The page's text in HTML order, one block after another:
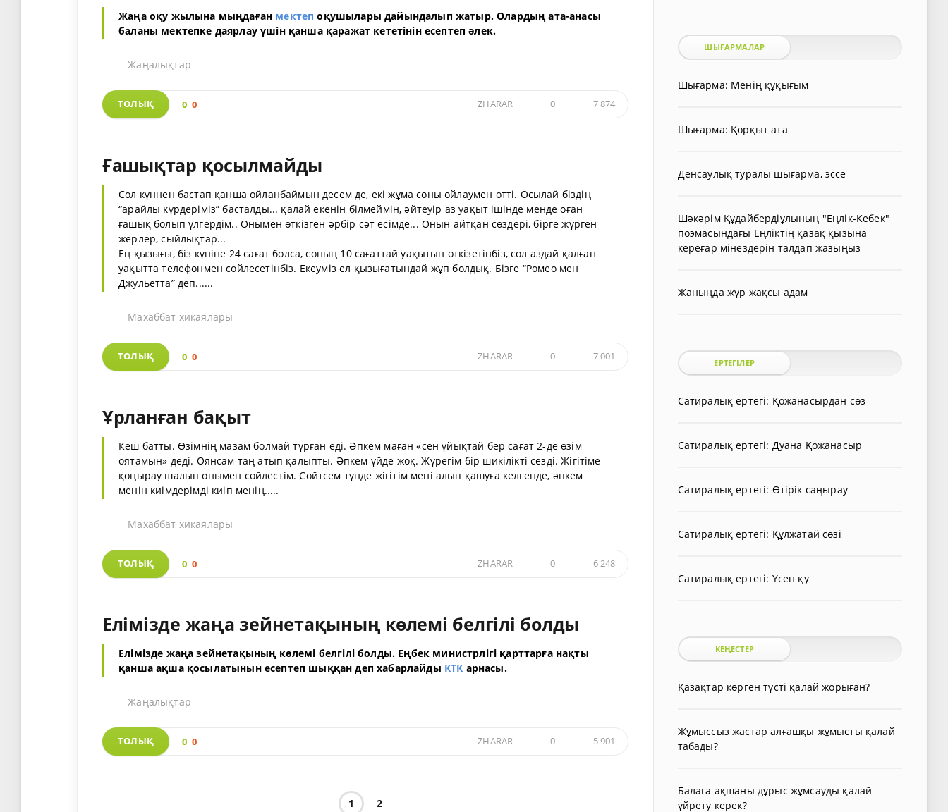
Жаңа оқу жылына мыңдаған мектеп оқушылары дайындалып жатыр. Олардың ата-анасы
баланы мектепке даярлау үшін қанша қаражат кететінін есептеп әлек.
Жаңалықтар
ТОЛЫҚ 0 0 ZHARAR 0 7 874
Ғашықтар қосылмайды
Сол күннен бастап қанша ойланбаймын десем де, екі жұма соны ойлаумен өтті. Осылай біздің
“арайлы күрдеріміз” басталды... қалай екенін білмеймін, әйтеуір аз уақыт ішінде менде оған
ғашық болып үлгердім.. Онымен өткізген әрбір сәт есімде... Онын айтқан сөздері, бірге жүрген
жерлер, сыйлықтар...
Ең қызығы, біз күніне 24 сағат болса, соның 10 сағаттай уақытын өткізетінбіз, сол аздай қалған
уақытта телефонмен сойлесетінбіз. Екеуміз ел қызығатындай жұп болдық. Бізге “Ромео мен
Джульетта” деп......
Махаббат хикаялары
ТОЛЫҚ 0 0 ZHARAR 0 7 001
Ұрланған бақыт
Кеш батты. Өзімнің мазам болмай тұрған еді. Әпкем маған «сен ұйықтай бер сағат 2-де өзім
оятамын» деді. Оянсам таң атып қалыпты. Әпкем үйде жоқ. Жүрегім бір шикілікті сезді. Жігітіме
қоңырау шалып онымен сөйлестім. Сөйтсем түнде жігітім мені алып қашуға келгенде, әпкем
менін киімдерімді киіп менің.....
Махаббат хикаялары
ТОЛЫҚ 0 0 ZHARAR 0 6 248
Елімізде жаңа зейнетақының көлемі белгілі болды
Елімізде жаңа зейнетақының көлемі белгілі болды. Еңбек министрлігі қарттарға нақты
қанша ақша қосылатынын есептеп шыққан деп хабарлайды КТК арнасы.
Жаңалықтар
ТОЛЫҚ 0 0 ZHARAR 0 5 901
1 2
ШЫҒАРМАЛАР
Шығарма: Менің құқығым
Шығарма: Қорқыт ата
Денсаулық туралы шығарма, эссе
Шәкәрім Құдайбердіұлының "Еңлік-Кебек"
поэмасындағы Еңліктің қазақ қызына
кереғар мінездерін талдап жазыңыз
Жаныңда жүр жақсы адам
ЕРТЕГІЛЕР
Сатиралық ертегі: Қожанасырдан сөз
Сатиралық ертегі: Дуана Қожанасыр
Сатиралық ертегі: Өтірік саңырау
Сатиралық ертегі: Құлжатай сөзі
Сатиралық ертегі: Үсен қу
КЕҢЕСТЕР
Қазақтар көрген түсті қалай жорыған?
Жұмыссыз жастар алғашқы жұмысты қалай
табады?
Балаға ақшаны дұрыс жұмсауды қалай
үйрету керек?